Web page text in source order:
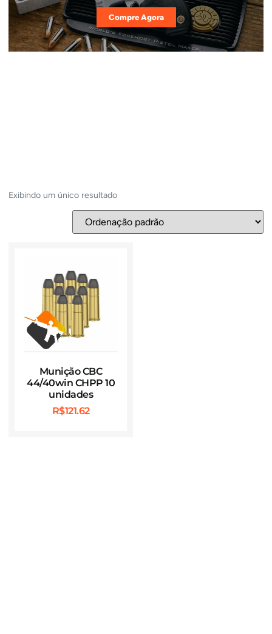
Compre Agora
Exibindo um único resultado
Munição CBC
44/40win CHPP 10
unidades
R$121.62